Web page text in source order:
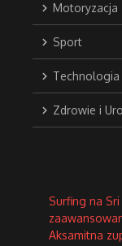
Motoryzacja
Sport
Technologia
Zdrowie i
Surfing na
Aksamitna